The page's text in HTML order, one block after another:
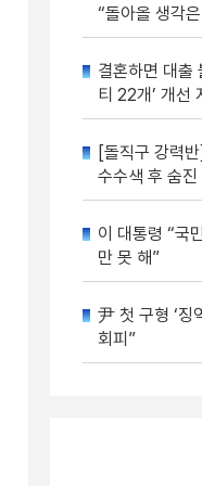
“돌아올 생각
결혼하면 대출
티 22개’ 개선
[돌직구 강력
수수색 후 숨진
이 대통령 “국
만 못 해”
尹 첫 구형 ‘징
회피”